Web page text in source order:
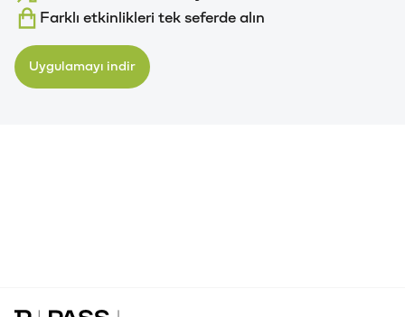
Farklı etkinlikleri tek seferde alın
Uygulamayı indir